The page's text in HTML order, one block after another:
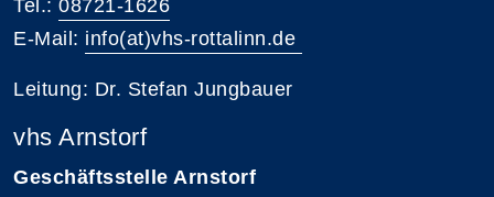
Tel.: 08721-1626
E-Mail: info(at)vhs-rottalinn.de
Leitung: Dr. Stefan Jungbauer
vhs Arnstorf
Geschäftsstelle Arnstorf